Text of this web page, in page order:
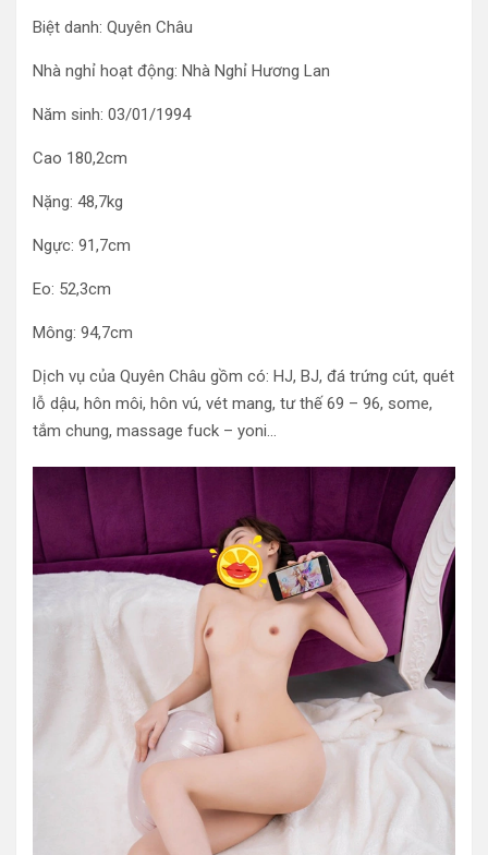
Biệt danh: Quyên Châu
Nhà nghỉ hoạt động: Nhà Nghỉ Hương Lan
Năm sinh: 03/01/1994
Cao 180,2cm
Nặng: 48,7kg
Ngực: 91,7cm
Eo: 52,3cm
Mông: 94,7cm
Dịch vụ của Quyên Châu gồm có: HJ, BJ, đá trứng cút, quét
lỗ dậu, hôn môi, hôn vú, vét mang, tư thế 69 – 96, some,
tắm chung, massage fuck – yoni…